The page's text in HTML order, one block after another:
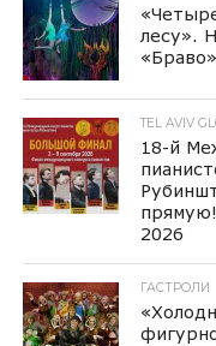
лесу».
«Браво»
TEL AVIV
18-й
2026
ГАСТРОЛИ